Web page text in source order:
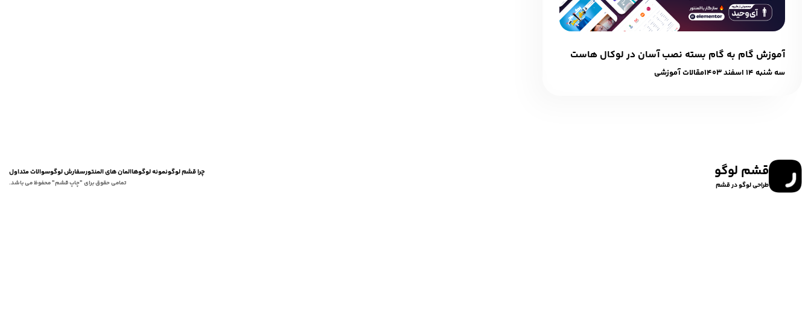
آموزش گام به گام بسته نصب آسان در لوکال هاست
سه شنبه ۱۴ اسفند ۱۴۰۳ مقالات آموزشی
قشم لوگو
طراحی لوگو در قشم
چرا قشم لوگونمونه لوگوهاالمان های المنتورسفارش لوگوسوالات متداول
تمامی حقوق برای "چاپ قشم" محفوظ می باشد.